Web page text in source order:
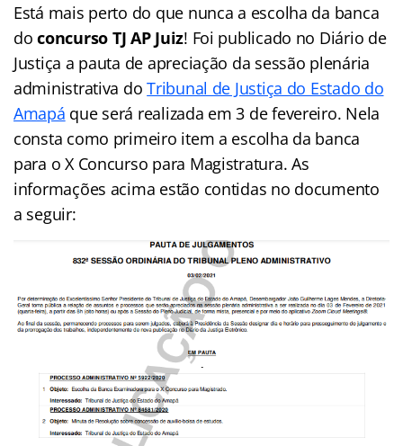
Está mais perto do que nunca a escolha da banca
doconcurso TJ AP Juiz! Foi publicado no Diário de
Justiça a pauta de apreciação da sessão plenária
administrativa doTribunal de Justiça do Estado do
Amapá que será realizada em 3 de fevereiro. Nela
consta como primeiro item a escolha da banca
para o X Concurso para Magistratura. As
informações acima estão contidas no documento
a seguir: